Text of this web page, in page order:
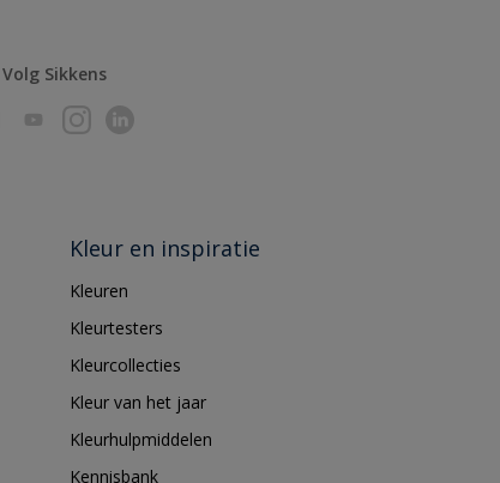
Volg Sikkens
Kleur en inspiratie
Kleuren
Kleurtesters
Kleurcollecties
Kleur van het jaar
Kleurhulpmiddelen
Kennisbank